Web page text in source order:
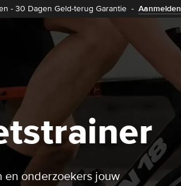
- 30 Dagen Geld-terug Garantie - Aanmelden
en onderzoekers jouw